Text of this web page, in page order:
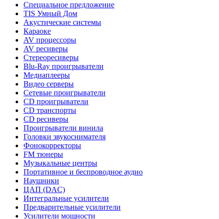
Специальное предложение
TIS Умный Дом
Акустические системы
Караоке
AV процессоры
AV ресиверы
Стереоресиверы
Blu-Ray проигрыватели
Медиаплееры
Видео серверы
Сетевые проигрыватели
CD проигрыватели
CD транспорты
CD ресиверы
Проигрыватели винила
Головки звукоснимателя
Фонокорректоры
FM тюнеры
Музыкальные центры
Портативное и беспроводное аудио
Наушники
ЦАП (DAC)
Интегральные усилители
Предварительные усилители
Усилители мощности